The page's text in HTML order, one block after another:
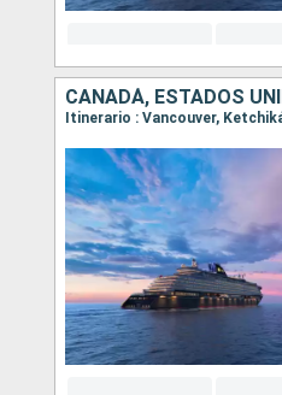
CANADÁ, ESTADOS
Itinerario : Vancouver,